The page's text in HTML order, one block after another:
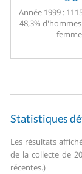
Année 1999 :
48,3%
Statistiques
Les résultats
de la collecte de
récentes.)